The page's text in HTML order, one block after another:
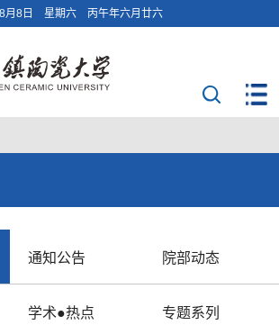
月8日 星期六 丙午年六月廿六
通知公告 院部动态
学术●热点 专题系列